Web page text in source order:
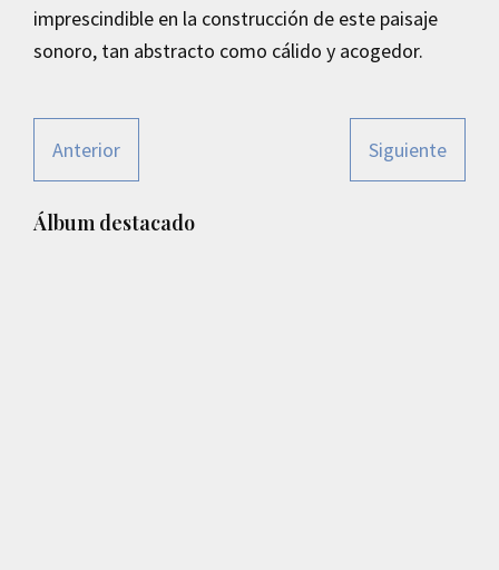
imprescindible en la construcción de este paisaje
sonoro, tan abstracto como cálido y acogedor.
Anterior Siguiente
Barra
Álbum destacado